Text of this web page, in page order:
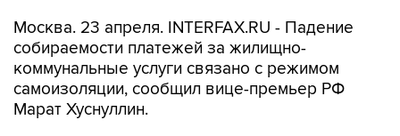
Москва. 23 апреля. INTERFAX.RU - Падение
собираемости платежей за жилищно-
коммунальные услуги связано с режимом
самоизоляции, сообщил вице-премьер РФ
Марат Хуснуллин.